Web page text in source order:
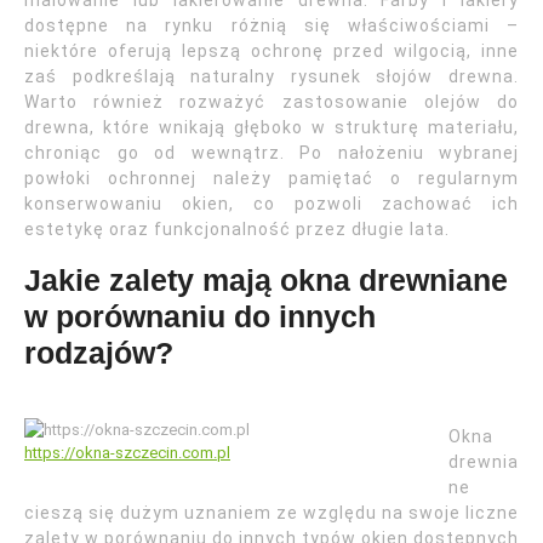
dostępne na rynku różnią się właściwościami –
niektóre oferują lepszą ochronę przed wilgocią, inne
zaś podkreślają naturalny rysunek słojów drewna.
Warto również rozważyć zastosowanie olejów do
drewna, które wnikają głęboko w strukturę materiału,
chroniąc go od wewnątrz. Po nałożeniu wybranej
powłoki ochronnej należy pamiętać o regularnym
konserwowaniu okien, co pozwoli zachować ich
estetykę oraz funkcjonalność przez długie lata.
Jakie zalety mają okna drewniane
w porównaniu do innych
rodzajów?
https://okna-szczecin.com.pl
Okna
drewnia
ne
cieszą się dużym uznaniem ze względu na swoje liczne
zalety w porównaniu do innych typów okien dostępnych